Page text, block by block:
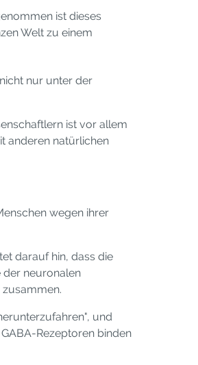
ist dieses
Welt zu einem
nur unter der
ist vor allem
anderen natürlichen
wegen ihrer
darauf hin, dass die
der neuronalen
und
Rezeptoren binden